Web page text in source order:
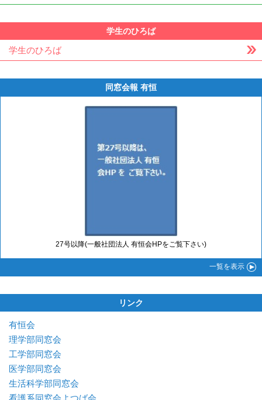
学生のひろば
学生のひろば
同窓会報 有恒
27号以降(一般社団法人 有恒会HPをご覧下さい)
一覧を表示
リンク
有恒会
理学部同窓会
工学部同窓会
医学部同窓会
生活科学部同窓会